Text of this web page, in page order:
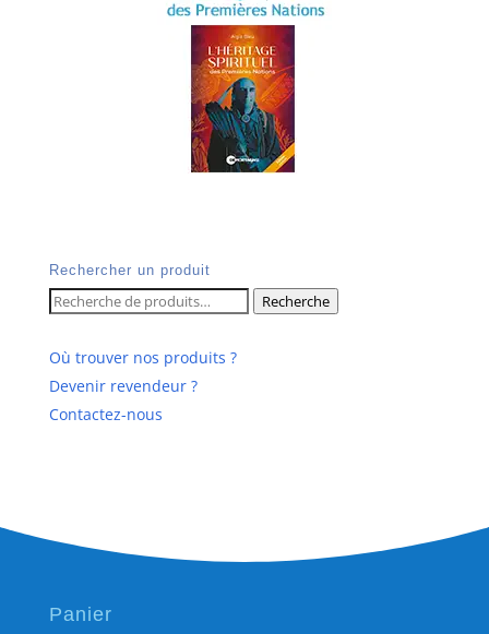
Rechercher un produit
Recherche
pour :
Recherche
Où trouver nos produits ?
Devenir revendeur ?
Contactez-nous
Panier